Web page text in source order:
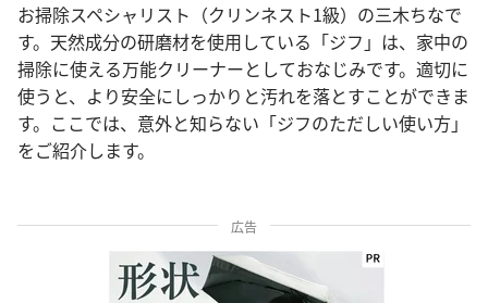
お掃除スペシャリスト（クリンネスト1級）の三木ちなで
す。天然成分の研磨材を使用している「ジフ」は、家中の
掃除に使える万能クリーナーとしておなじみです。適切に
使うと、より安全にしっかりと汚れを落とすことができま
す。ここでは、意外と知らない「ジフのただしい使い方」
をご紹介します。
広告